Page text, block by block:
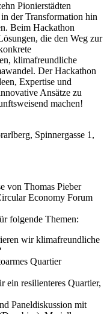
Pionierstädten
der Transformation hin
Beim Hackathon
die den Weg zur
klimafreundliche
Der Hackathon
Expertise und
Ansätze zu
machen!
Spinnergasse 1,
von Thomas Pieber
Economy Forum
folgende Themen:
wir klimafreundliche
Quartier
ein resilienteres Quartier,
Paneldiskussion mit